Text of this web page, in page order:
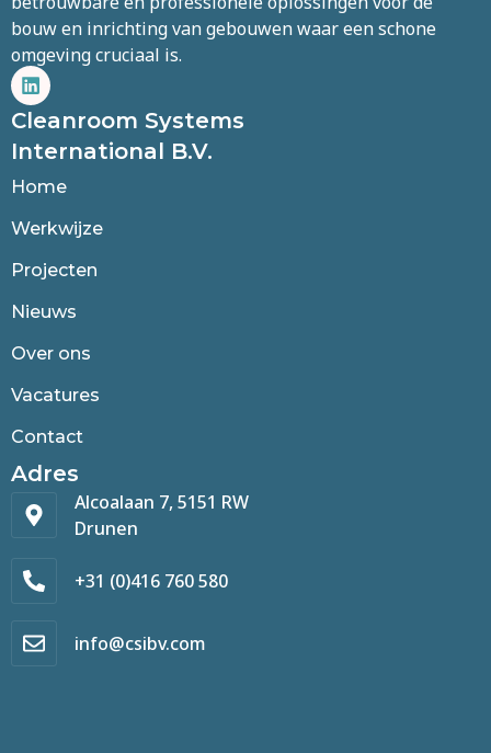
bouw en inrichting van gebouwen waar een schone
omgeving cruciaal is.
Cleanroom Systems
International B.V.
Home
Werkwijze
Projecten
Nieuws
Over ons
Vacatures
Contact
Adres
Alcoalaan 7, 5151 RW
Drunen
+31 (0)416 760 580
info@csibv.com